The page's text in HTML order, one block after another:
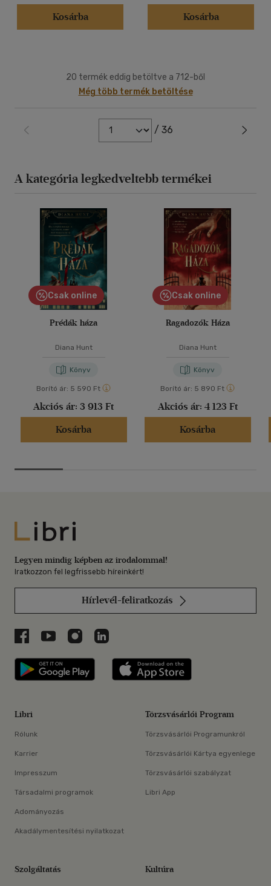
Kosárba
Kosárba
20 termék eddig betöltve a 712-ből
Még több termék betöltése
/ 36
A kategória legkedveltebb termékei
Csak online
Prédák háza
Diana Hunt
Könyv
Borító ár: 5 590 Ft
Akciós ár: 3 913 Ft
Kosárba
Csak online
Ragadozók Háza
Diana Hunt
Könyv
Borító ár: 5 890 Ft
Akciós ár: 4 123 Ft
Kosárba
Libri
Legyen mindig képben az irodalommal!
Iratkozzon fel legfrissebb híreinkért!
Hírlevél-feliratkozás
Libri a Facebookon
Libri a Youtube-on
Libri az Instagramon
Libri a LinkedInen
Libri applikáció Szerezd meg: Google
Libri
Rólunk
Karrier
Impresszum
Társadalmi programok
Adományozás
Akadálymentesítési nyilatkozat
Törzsvásárlói Program
Törzsvásárlói Programunkról
Törzsvásárlói Kártya egyenlege
Törzsvásárlói szabályzat
Libri App
Szolgáltatás Kultúra